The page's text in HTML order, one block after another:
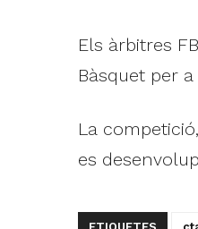
Els àrbitres
Bàsquet per
La
es